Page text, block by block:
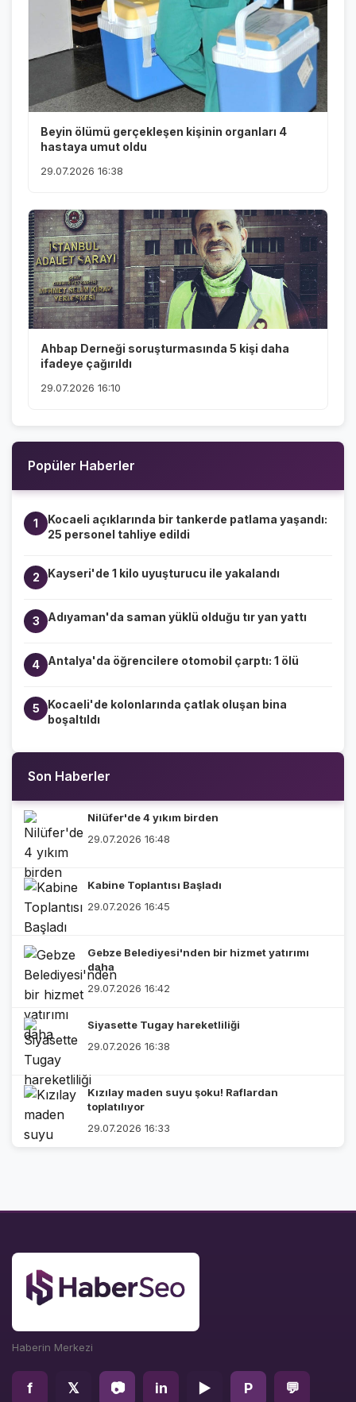
Beyin ölümü gerçekleşen kişinin organları 4
hastaya umut oldu
29.07.2026 16:38
Ahbap Derneği soruşturmasında 5 kişi daha
ifadeye çağırıldı
29.07.2026 16:10
Popüler Haberler
1
Kocaeli açıklarında bir tankerde patlama yaşandı:
25 personel tahliye edildi
2 Kayseri'de 1 kilo uyuşturucu ile yakalandı
3 Adıyaman'da saman yüklü olduğu tır yan yattı
4 Antalya'da öğrencilere otomobil çarptı: 1 ölü
5
Kocaeli'de kolonlarında çatlak oluşan bina
boşaltıldı
Son Haberler
Nilüfer'de 4 yıkım birden
29.07.2026 16:48
Kabine Toplantısı Başladı
29.07.2026 16:45
Gebze Belediyesi'nden bir hizmet yatırımı
daha
29.07.2026 16:42
Siyasette Tugay hareketliliği
29.07.2026 16:38
Kızılay maden suyu şoku! Raflardan
toplatılıyor
29.07.2026 16:33
Haberin Merkezi
f 𝕏 📷 in ▶ P 💬